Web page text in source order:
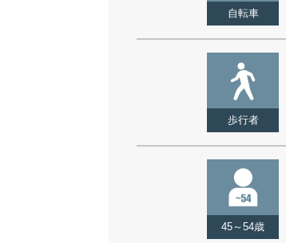
自転車
歩行者
45～54歳